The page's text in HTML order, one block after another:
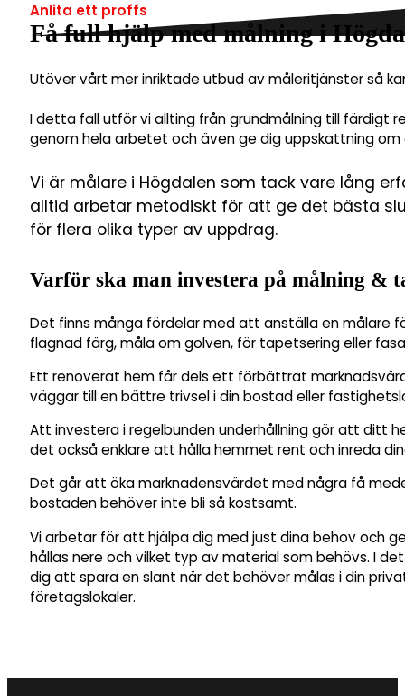
Anlita ett proffs
Få full hjälp med målning i
Utöver vårt mer inriktade utbud av måleritjänster så
I detta fall utför vi allting från grundmålning till färdigt
genom hela arbetet och även ge dig uppskattning om
Vi är målare i Högdalen som tack vare lång
alltid arbetar metodiskt för att ge det bästa
för flera olika typer av uppdrag.
Varför ska man investera på målning &
Det finns många fördelar med att anställa en målare
flagnad färg, måla om golven, för tapetsering eller
Ett renoverat hem får dels ett förbättrat
väggar till en bättre trivsel i din bostad eller
Att investera i regelbunden underhållning gör att ditt
det också enklare att hålla hemmet rent och inreda
Det går att öka marknadensvärdet med några få
bostaden behöver inte bli så kostsamt.
Vi arbetar för att hjälpa dig med just dina behov och
hållas nere och vilket typ av material som behövs. I
dig att spara en slant när det behöver målas i din
företagslokaler.